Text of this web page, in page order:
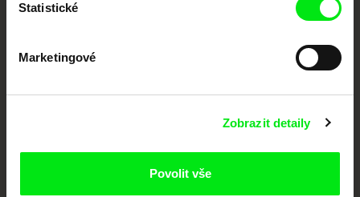
Statistické
Marketingové
Zobrazit detaily
Povolit vše
každý týden
Portál DAFilms.cz je výsledkem tvůrčí spolupráce 7 klíčových evropských
posouvat hranice dokumentárního filmu, propagovat jeho rozmanitost a